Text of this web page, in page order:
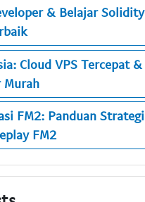
& Belajar Solidity
Cloud VPS Tercepat &
Murah
FM2: Panduan Strategi
FM2